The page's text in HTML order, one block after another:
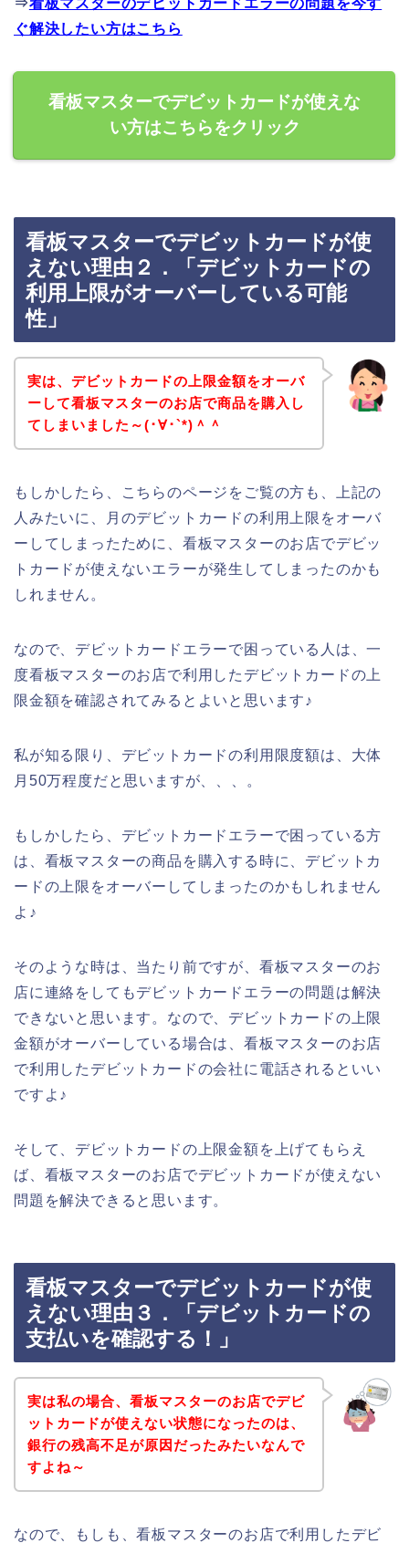
ぐ解決したい方はこちら
看板マスターでデビットカードが使えな
い方はこちらをクリック
看板マスターでデビットカードが使
えない理由２．「デビットカードの
利用上限がオーバーしている可能
性」
実は、デビットカードの上限金額をオーバ
ーして看板マスターのお店で商品を購入し
てしまいました～(･∀･`*)＾＾
もしかしたら、こちらのページをご覧の方も、上記の
人みたいに、月のデビットカードの利用上限をオーバ
ーしてしまったために、看板マスターのお店でデビッ
トカードが使えないエラーが発生してしまったのかも
しれません。
なので、デビットカードエラーで困っている人は、一
度看板マスターのお店で利用したデビットカードの上
限金額を確認されてみるとよいと思います♪
私が知る限り、デビットカードの利用限度額は、大体
月50万程度だと思いますが、、、。
もしかしたら、デビットカードエラーで困っている方
は、看板マスターの商品を購入する時に、デビットカ
ードの上限をオーバーしてしまったのかもしれません
よ♪
そのような時は、当たり前ですが、看板マスターのお
店に連絡をしてもデビットカードエラーの問題は解決
できないと思います。なので、デビットカードの上限
金額がオーバーしている場合は、看板マスターのお店
で利用したデビットカードの会社に電話されるといい
ですよ♪
そして、デビットカードの上限金額を上げてもらえ
ば、看板マスターのお店でデビットカードが使えない
問題を解決できると思います。
看板マスターでデビットカードが使
えない理由３．「デビットカードの
支払いを確認する！」
実は私の場合、看板マスターのお店でデビ
ットカードが使えない状態になったのは、
銀行の残高不足が原因だったみたいなんで
すよね～
なので、もしも、看板マスターのお店で利用したデビ